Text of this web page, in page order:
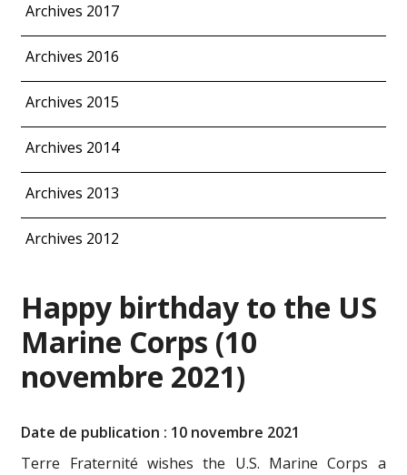
Archives 2017
Archives 2016
Archives 2015
Archives 2014
Archives 2013
Archives 2012
Happy birthday to the US
Marine Corps (10
novembre 2021)
Date de publication : 10 novembre 2021
Terre Fraternité wishes the U.S. Marine Corps a